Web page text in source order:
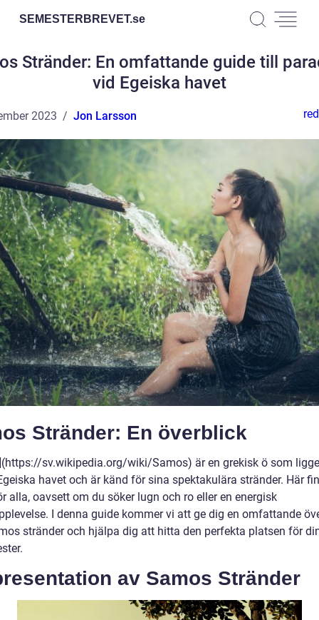
SEMESTERBREVET.se
Stränder: En omfattande guide till
vid Egeiska havet
2023 Jon Larsson
Stränder: En överblick
sv.wikipedia.org/wiki/Samos) är en grekisk ö som
havet och är känd för sina spektakulära stränder. Här
alla, oavsett om du söker lugn och ro eller en energisk
I denna guide kommer vi att ge dig en omfattande
stränder och hjälpa dig att hitta den perfekta platsen för
av Samos Stränder